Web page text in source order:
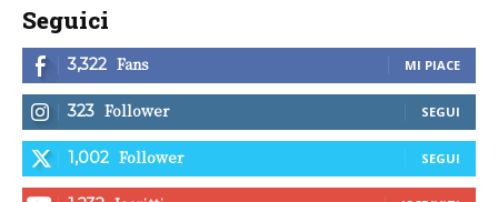
Seguici
3,322 Fans MI PIACE
323 Follower SEGUI
1,002 Follower SEGUI